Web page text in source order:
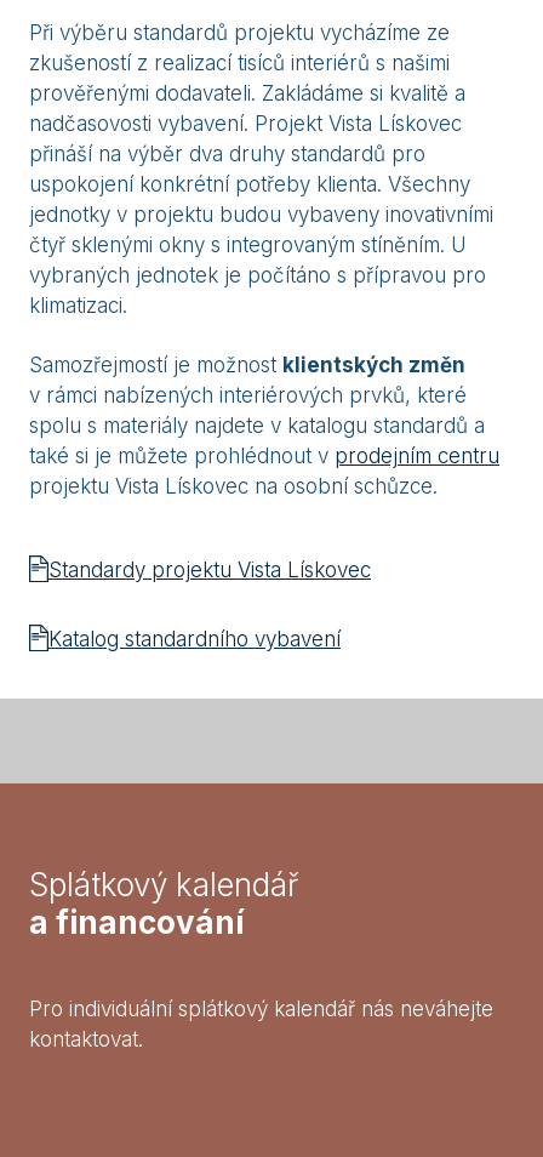
Při výběru standardů projektu vycházíme ze
zkušeností z realizací tisíců interiérů s našimi
prověřenými dodavateli. Zakládáme si kvalitě a
nadčasovosti vybavení. Projekt Vista Lískovec
přináší na výběr dva druhy standardů pro
uspokojení konkrétní potřeby klienta. Všechny
jednotky v projektu budou vybaveny inovativními
čtyř sklenými okny s integrovaným stíněním. U
vybraných jednotek je počítáno s přípravou pro
klimatizaci.
Samozřejmostí je možnost klientských změn
v rámci nabízených interiérových prvků, které
spolu s materiály najdete v katalogu standardů a
také si je můžete prohlédnout v prodejním centru
projektu Vista Lískovec na osobní schůzce.
Standardy projektu Vista Lískovec
Katalog standardního vybavení
Splátkový kalendář
a financování
Pro individuální splátkový kalendář nás neváhejte
kontaktovat.